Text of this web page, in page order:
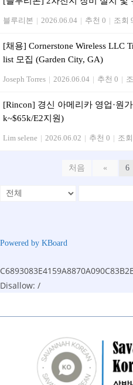
블루리본 | 2026.06.04 | 추천 0 | 조회
[채용] Cornerstone Wireless LLC
list 모집 (Garden City, GA)
Joseph Torres | 2026.06.04 | 추천 0 |
[Rincon] 경신 아메리카 영업·원
k~$65k/E2지원)
Lim selene | 2026.06.02 | 추천 0 | 조
처음 « 6
Powered by KBoard
Disallow: /
to